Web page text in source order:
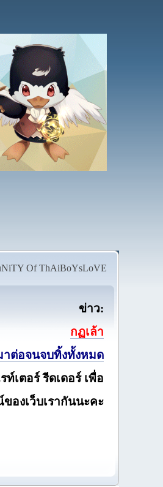
Of ThAiBoYsLoVE
ข่าว:
กฏเล้า
าต่อจนจบทิ้งทั้งหมด
เตอร์ รีดเดอร์ เพื่อ
องเว็บเรากันนะคะ